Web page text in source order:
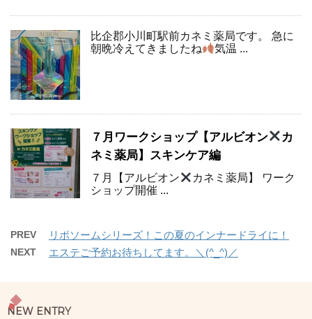
比企郡小川町駅前カネミ薬局です。 急に
朝晩冷えてきましたね
気温 ...
７月ワークショップ【アルビオン
カ
ネミ薬局】スキンケア編
７月【アルビオン
カネミ薬局】 ワーク
ショップ開催 ...
PREV リポソームシリーズ！この夏のインナードライに！
NEXT エステご予約お待ちしてます。＼(^_^)／
NEW ENTRY